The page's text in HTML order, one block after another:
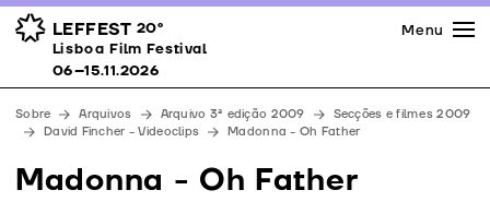
LEFFEST 20º
Lisboa Film Festival 06–15.11.2026
Prémios
Espaços
Apoios
Equipa
Downloads
Contactos
Menu
Lisboa Film Festival
06–15.11.2026
Sobre Arquivos Arquivo 3ª edição 2009
Secções e filmes 2009
David Fincher - Videoclips
Madonna - Oh Father
Madonna - Oh Father